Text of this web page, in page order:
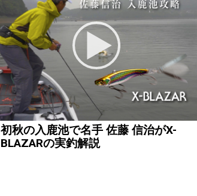
初秋の入鹿池で名手 佐藤 信治がX-
BLAZARの実釣解説